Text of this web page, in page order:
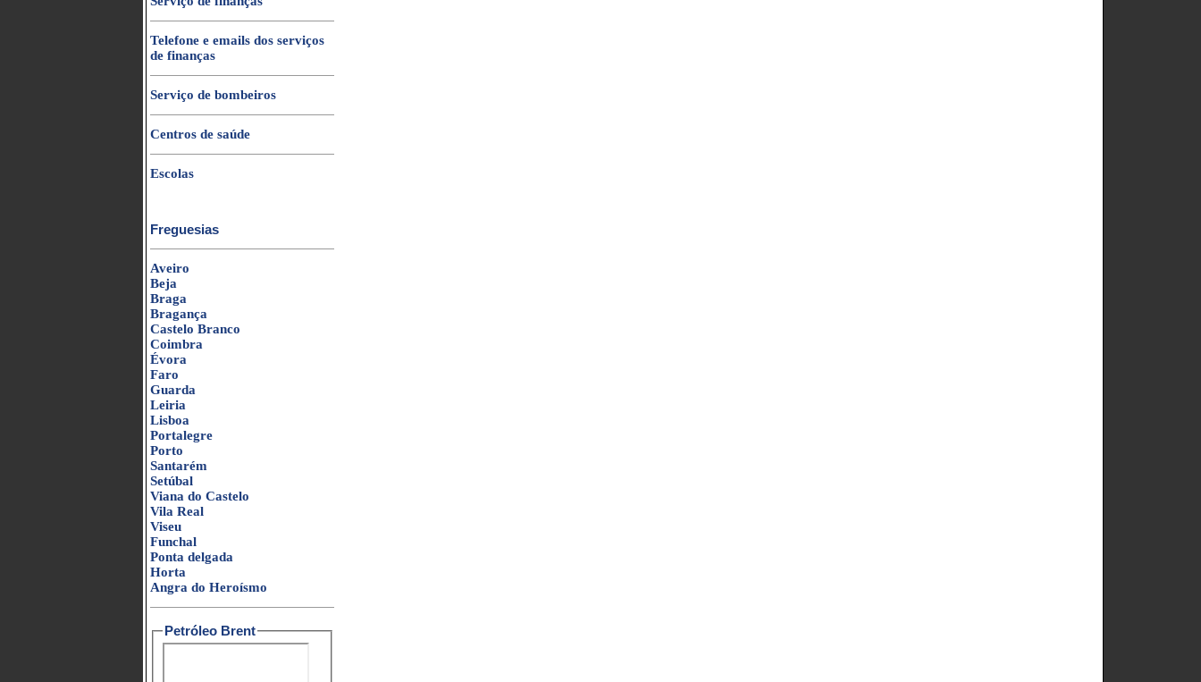
Telefone e emails dos serviços
de finanças
Serviço de bombeiros
Centros de saúde
Escolas
Freguesias
Aveiro
Beja
Braga
Bragança
Castelo Branco
Coimbra
Évora
Faro
Guarda
Leiria
Lisboa
Portalegre
Porto
Santarém
Setúbal
Viana do Castelo
Vila Real
Viseu
Funchal
Ponta delgada
Horta
Angra do Heroísmo
Petróleo Brent